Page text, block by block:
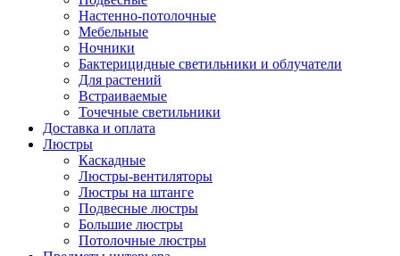
Настенно-потолочные
Мебельные
Ночники
Бактерицидные светильники и облучатели
Для растений
Встраиваемые
Точечные светильники
Доставка и оплата
Люстры
Каскадные
Люстры-вентиляторы
Люстры на штанге
Подвесные люстры
Большие люстры
Потолочные люстры